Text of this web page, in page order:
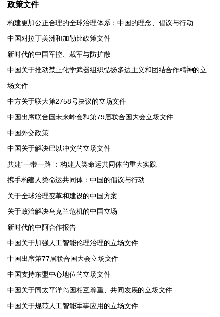
政策文件
构建更加公正合理的全球治理体系：中国的理念、倡议与行动
中国对拉丁美洲和加勒比政策文件
新时代的中国军控、裁军与防扩散
中国关于推动禁止化学武器组织弘扬多边主义和团结合作精神的立
场文件
中方关于联大第2758号决议的立场文件
中国出席联合国未来峰会和第79届联合国大会立场文件
中国外交政策
中国关于解决巴以冲突的立场文件
共建“一带一路”：构建人类命运共同体的重大实践
携手构建人类命运共同体：中国的倡议与行动
关于全球治理变革和建设的中国方案
关于政治解决乌克兰危机的中国立场
新时代的中阿合作报告
中国关于加强人工智能伦理治理的立场文件
中国出席第77届联合国大会立场文件
中国支持东盟中心地位的立场文件
中国关于同太平洋岛国相互尊重、共同发展的立场文件
中国关于规范人工智能军事应用的立场文件